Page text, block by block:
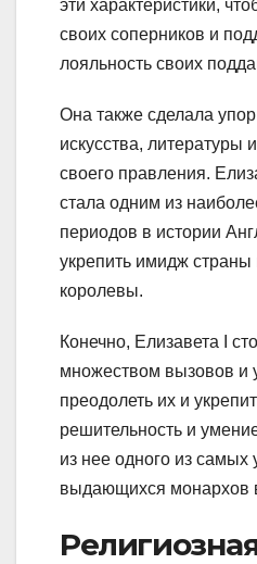
эти характеристики,
своих соперников и
лояльность своих
Она также сделала
искусства, литературы
своего правления.
стала одним из
периодов в истории
укрепить имидж страны
королевы.
Конечно, Елизавета I
множеством вызовов и
преодолеть их и
решительность и
из нее одного из
выдающихся монархов